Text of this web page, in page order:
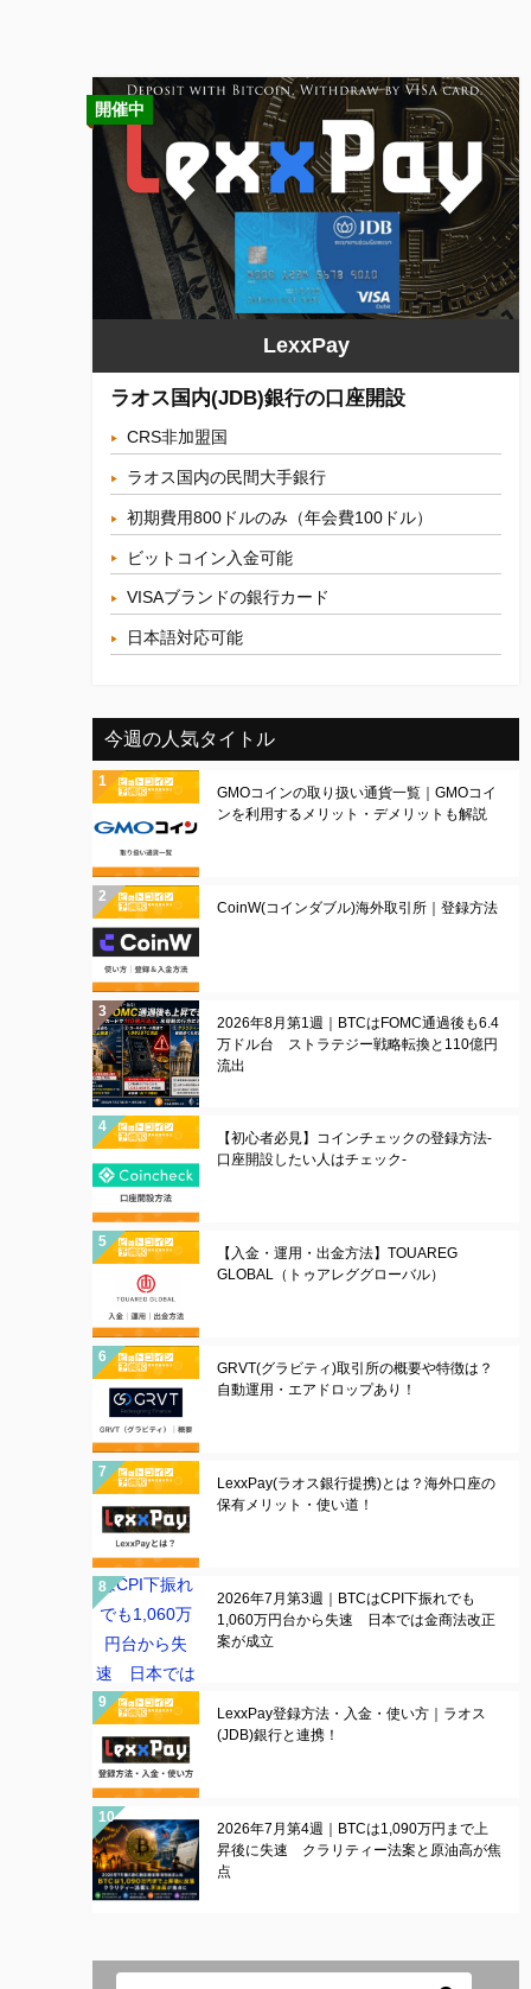
開催中
LexxPay
ラオス国内(JDB)銀行の口座開設
CRS非加盟国
ラオス国内の民間大手銀行
初期費用800ドルのみ（年会費100ドル）
ビットコイン入金可能
VISAブランドの銀行カード
日本語対応可能
今週の人気タイトル
GMOコインの取り扱い通貨一覧｜GMOコイ
ンを利用するメリット・デメリットも解説
CoinW(コインダブル)海外取引所｜登録方法
2026年8月第1週｜BTCはFOMC通過後も6.4
万ドル台 ストラテジー戦略転換と110億円
流出
【初心者必見】コインチェックの登録方法-
口座開設したい人はチェック-
【入金・運用・出金方法】TOUAREG
GLOBAL（トゥアレググローバル）
GRVT(グラビティ)取引所の概要や特徴は？
自動運用・エアドロップあり！
LexxPay(ラオス銀行提携)とは？海外口座の
保有メリット・使い道！
2026年7月第3週｜BTCはCPI下振れでも
1,060万円台から失速 日本では金商法改正
案が成立
LexxPay登録方法・入金・使い方｜ラオス
(JDB)銀行と連携！
2026年7月第4週｜BTCは1,090万円まで上
昇後に失速 クラリティー法案と原油高が焦
点